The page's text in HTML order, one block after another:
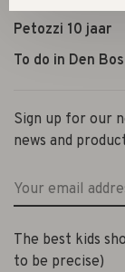
Petozzi 10 jaar
To do in Den
Sign up for our
news and
The best kids
to be precise)